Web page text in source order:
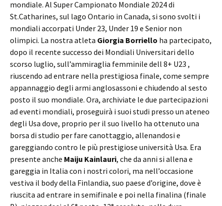
mondiale. Al Super Campionato Mondiale 2024 di
St.Catharines, sul lago Ontario in Canada, si sono svolti i
mondiali accorpati Under 23, Under 19 e Senior non
olimpici. La nostra atleta Giorgia Borriello ha partecipato,
dopo il recente successo dei Mondiali Universitari dello
scorso luglio, sull’ammiraglia femminile dell 8+ U23 ,
riuscendo ad entrare nella prestigiosa finale, come sempre
appannaggio degli armi anglosassoni e chiudendo al sesto
posto il suo mondiale. Ora, archiviate le due partecipazioni
ad eventi mondiali, proseguirà i suoi studi presso un ateneo
degli Usa dove, proprio per il suo livello ha ottenuto una
borsa di studio per fare canottaggio, allenandosi e
gareggiando contro le più prestigiose università Usa. Era
presente anche Maiju Kainlauri, che da anni si allena e
gareggia in Italia con i nostri colori, ma nell’occasione
vestiva il body della Finlandia, suo paese d’origine, dove è
riuscita ad entrare in semifinale e poi nella finalina (finale